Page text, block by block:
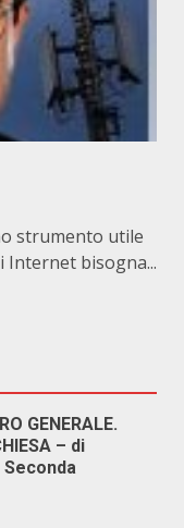
strumento utile
Internet bisogna...
GENERALE.
– di